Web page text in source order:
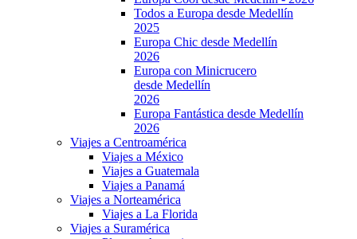
Todos a Europa desde Medellín
2025
Europa Chic desde Medellín
2026
Europa con Minicrucero
desde Medellín
2026
Europa Fantástica desde Medellín
2026
Viajes a Centroamérica
Viajes a México
Viajes a Guatemala
Viajes a Panamá
Viajes a Norteamérica
Viajes a La Florida
Viajes a Suramérica